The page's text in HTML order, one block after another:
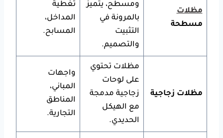
مظلات
مسطحة
ومسطح، يتميز
بالمرونة في
التثبيت
والتصميم.
تغطية
المداخل،
المسابح.
مظلات زجاجية
مظلات تحتوي
على لوحات
زجاجية مدمجة
مع الهيكل
الحديدي.
واجهات
المباني،
المناطق
التجارية.